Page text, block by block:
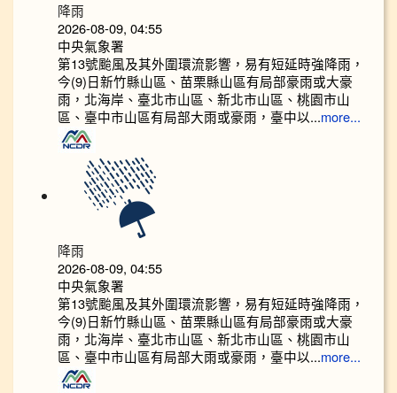
降雨
2026-08-09, 04:55
中央氣象署
第13號颱風及其外圍環流影響，易有短延時強降雨，
今(9)日新竹縣山區、苗栗縣山區有局部豪雨或大豪
雨，北海岸、臺北市山區、新北市山區、桃園市山
區、臺中市山區有局部大雨或豪雨，臺中以...more...
降雨
2026-08-09, 04:55
中央氣象署
第13號颱風及其外圍環流影響，易有短延時強降雨，
今(9)日新竹縣山區、苗栗縣山區有局部豪雨或大豪
雨，北海岸、臺北市山區、新北市山區、桃園市山
區、臺中市山區有局部大雨或豪雨，臺中以...more...